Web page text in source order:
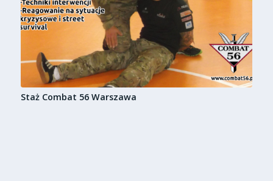
Staż Combat 56 Warszawa